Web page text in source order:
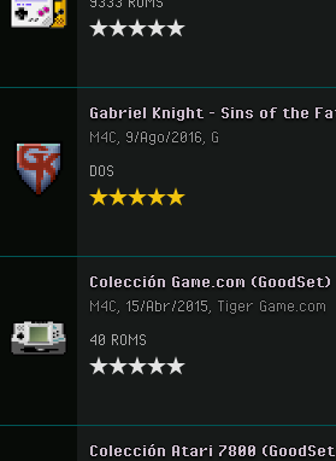
Gabriel Knight - Sins of the
M4C 9/Ago/2016 G
DOS
Colección Game.com (GoodSet)
M4C 15/Abr/2015 Tiger Game.com
40 ROMS
Colección Atari 7800